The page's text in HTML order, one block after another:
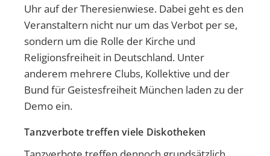
Uhr auf der Theresienwiese. Dabei geht es den
Veranstaltern nicht nur um das Verbot per se,
sondern um die Rolle der Kirche und
Religionsfreiheit in Deutschland. Unter
anderem mehrere Clubs, Kollektive und der
Bund für Geistesfreiheit München laden zu der
Demo ein.
Tanzverbote treffen viele Diskotheken